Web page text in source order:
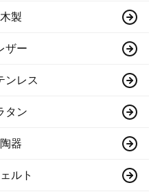
木製
ザー
ンレス
タン
陶器
ルト